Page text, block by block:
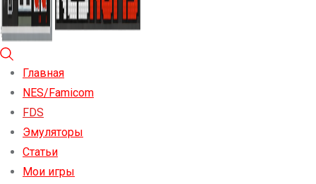
Главная
NES/Famicom
FDS
Эмуляторы
Статьи
Мои игры